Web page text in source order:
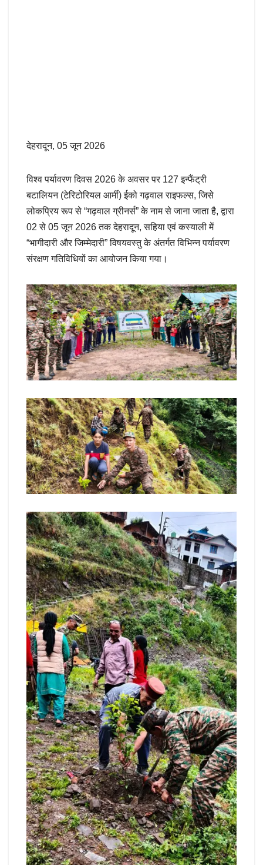
देहरादून, 05 जून 2026
विश्व पर्यावरण दिवस 2026 के अवसर पर 127 इन्फैंट्री
बटालियन (टेरिटोरियल आर्मी) ईको गढ़वाल राइफल्स, जिसे
लोकप्रिय रूप से “गढ़वाल ग्रीनर्स” के नाम से जाना जाता है, द्वारा
02 से 05 जून 2026 तक देहरादून, सहिया एवं कस्याली में
“भागीदारी और जिम्मेदारी” विषयवस्तु के अंतर्गत विभिन्न पर्यावरण
संरक्षण गतिविधियों का आयोजन किया गया।